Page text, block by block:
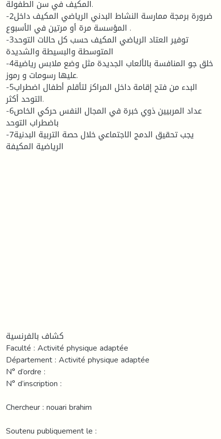
المكیف في سن الطفولة.
-2ضرورة برمجة ممارسة النشاط البدني الریاضي المكیف داخل
المؤسسة مرة أو مرتین في الأسبوع .
-3توفیر العتاد الریاضي المكیف حسب كل حالات التوحد
المتوسطة والبسیطة والشدیدة
-4خلق جو المنافسة بالألعاب الجدیدة مثل وضع ملابس ریاضیة
علیها رسومات و رموز.
-5البدء من فتح إقامة داخل المراكز لتأقلم أطفال اضطراب
التوحد أكثر.
-6عداد المربیین ذوي خبرة في المجال النفس حركي الخاص
باضطراب التوحد
-7یجب تحقیق الدمج الاجتماعي خلال حصة التربیة البدنیة
الریاضیة المكیفة
كشاف بالفرنسية
Faculté : Activité physique adaptée
Département : Activité physique adaptée
N° d’ordre :
N° d’inscription :
Chercheur : nouari brahim
Soutenu publiquement le :